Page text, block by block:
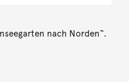
nach Norden“.